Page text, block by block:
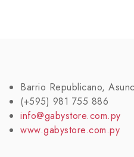
Barrio Republicano,
(+595) 981 755 886
info@gabystore.com.py
www.gabystore.com.py